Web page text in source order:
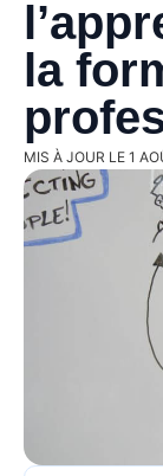
la
MIS À JOUR LE 1